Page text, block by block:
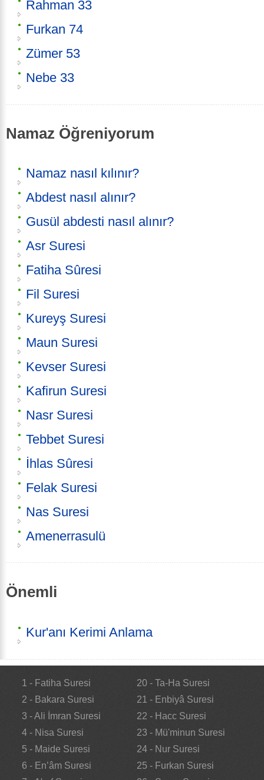
Rahman 33
Furkan 74
Zümer 53
Nebe 33
Namaz Öğreniyorum
Namaz nasıl kılınır?
Abdest nasıl alınır?
Gusül abdesti nasıl alınır?
Asr Suresi
Fatiha Sûresi
Fil Suresi
Kureyş Suresi
Maun Suresi
Kevser Suresi
Kafirun Suresi
Nasr Suresi
Tebbet Suresi
İhlas Sûresi
Felak Suresi
Nas Suresi
Amenerrasulü
Önemli
Kur'anı Kerimi Anlama
1 - Fatiha Suresi
2 - Bakara Suresi
3 - Ali İmran Suresi
4 - Nisa Suresi
5 - Maide Suresi
6 - En’âm Suresi
20 - Ta-Ha Suresi
21 - Enbiyâ Suresi
22 - Hacc Suresi
23 - Mü'minun Suresi
24 - Nur Suresi
25 - Furkan Suresi